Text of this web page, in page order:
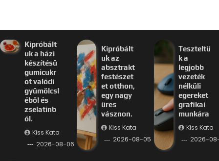
Kipróbált
uk a házi
készítésű
gumicukr
ot valódi
gyümölcsl
éből és
zselatinb
ól.
Kiss Kata
2026-08-06
Kipróbált
uk az
absztrakt
festészet
et otthon,
egy nagy
üres
vásznon.
Kiss Kata
2026-08-05
Teszteltü
k a
legjobb
vezeték
nélküli
egereket
grafikai
munkára
Kiss Kata
2026-